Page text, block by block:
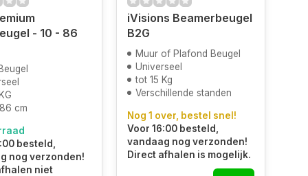
- 10 - 86
cm
besteld,
nog verzonden!
niet
iVisions Beamerbeugel
B2G
Muur of Plafond Beugel
Universeel
tot 15 Kg
Verschillende standen
Nog 1 over, bestel snel!
Voor 16:00 besteld,
vandaag nog verzonden!
Direct afhalen is mogelijk.